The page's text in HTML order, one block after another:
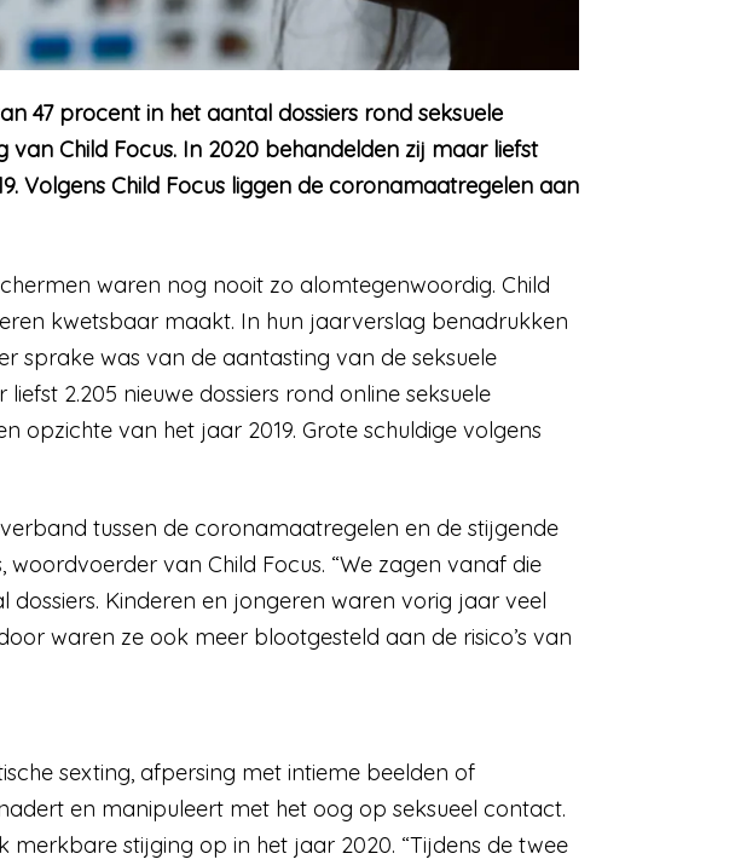
47 procent in het aantal dossiers rond seksuele
Child Focus. In 2020 behandelden zij maar liefst
Volgens Child Focus liggen de coronamaatregelen aan
waren nog nooit zo alomtegenwoordig. Child
kwetsbaar maakt. In hun jaarverslag benadrukken
sprake was van de aantasting van de seksuele
2.205 nieuwe dossiers rond online seksuele
opzichte van het jaar 2019. Grote schuldige volgens
tussen de coronamaatregelen en de stijgende
van Child Focus. “We zagen vanaf die
Kinderen en jongeren waren vorig jaar veel
waren ze ook meer blootgesteld aan de risico’s van
sexting, afpersing met intieme beelden of
en manipuleert met het oog op seksueel contact.
merkbare stijging op in het jaar 2020. “Tijdens de twee